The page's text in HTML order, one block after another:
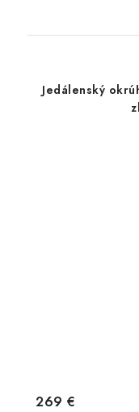
Jedálenský
269 €